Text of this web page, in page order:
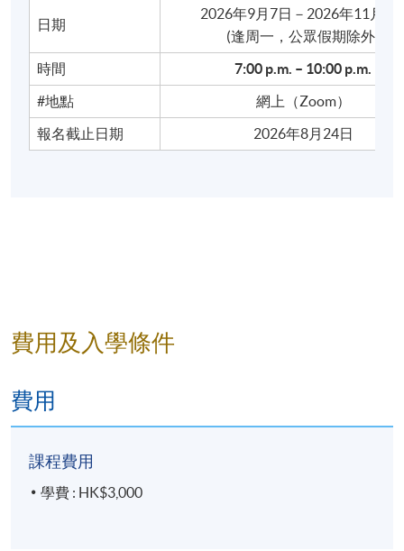
八
香港
＊點餐
學習成果
彙及語法特色有所掌握，並能運用廣東話進行上述生
活內容的交流。
日期
2026年9月7日－2026年11月2
​(逢周一，公眾假期除外)
時間
7:00 p.m. – 10:00 p.m.
#地點
網上（Zoom）
報名截止日期
2026年8月24日
費用及入學條件
費用
課程費用
學費 : HK$3,000